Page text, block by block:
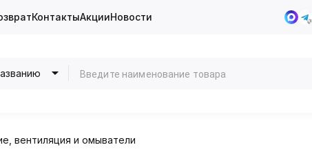
КонтактыАкцииНовости
вентиляция и омыватели